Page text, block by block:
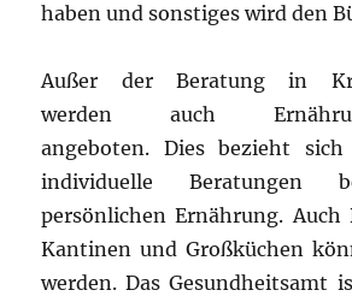
haben und sonstiges wird den
Außer der Beratung in
werden auch
angeboten. Dies bezieht
individuelle Beratungen
persönlichen Ernährung. Auch
Kantinen und Großküchen
werden. Das Gesundheitsamt